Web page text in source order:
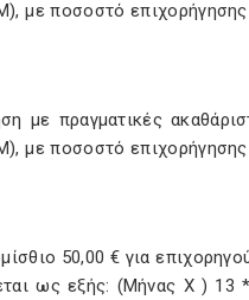
με ποσοστό
με πραγματικές
με ποσοστό
50,00 € για
ως εξής: (Μήνας Χ ) 13